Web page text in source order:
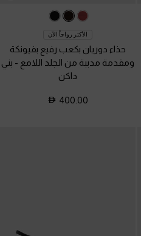
الأكثر رواجاً الآن
حذاء دوريان بكعب رفيع بفيونكة
ومقدمة مدببة من الجلد اللامع - بني
داكن
400.00